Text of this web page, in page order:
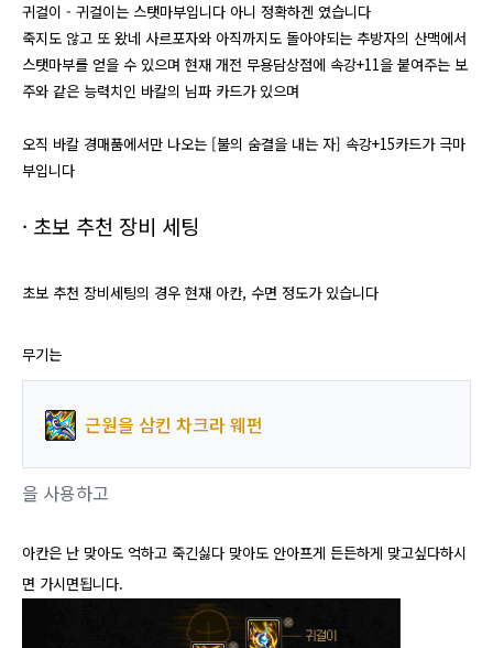
귀걸이 - 귀걸이는 스탯마부입니다 아니 정확하겐 였습니다
죽지도 않고 또 왔네 사르포자와 아직까지도 돌아야되는 추방자의 산맥에서
스탯마부를 얻을 수 있으며 현재 개전 무용담상점에 속강+11을 붙여주는 보
주와 같은 능력치인 바칼의 님파 카드가 있으며
오직 바칼 경매품에서만 나오는 [불의 숨결을 내는 자] 속강+15카드가 극마
부입니다
​· ​초보 추천 장비 세팅
​초보 추천 장비세팅의 경우 현재 아칸, 수면 정도가 있습니다
무기는
근원을 삼킨 차크라 웨펀
을 사용하고
아칸은 난 맞아도 억하고 죽긴싫다 맞아도 안아프게 든든하게 맞고싶다하시
면 가시면됩니다.